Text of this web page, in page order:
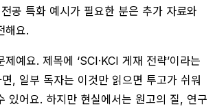
공 특화 예시가 필요한 분은 추가 자료와
해요.
예요. 제목에 ‘SCI·KCI 게재 전략’이라는
, 일부 독자는 이것만 읽으면 투고가 쉬워
있어요. 하지만 현실에서는 원고의 질, 연구